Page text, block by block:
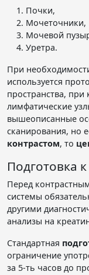
Почки,
Мочеточники,
Мочевой
Уретра.
При
используется
пространства,
лимфатические
вышеописанные
сканирования, но
контрастом, то
Подготовка
Перед
системы
другими
анализы на
Стандартная
ограничение
за 5-ть часов до